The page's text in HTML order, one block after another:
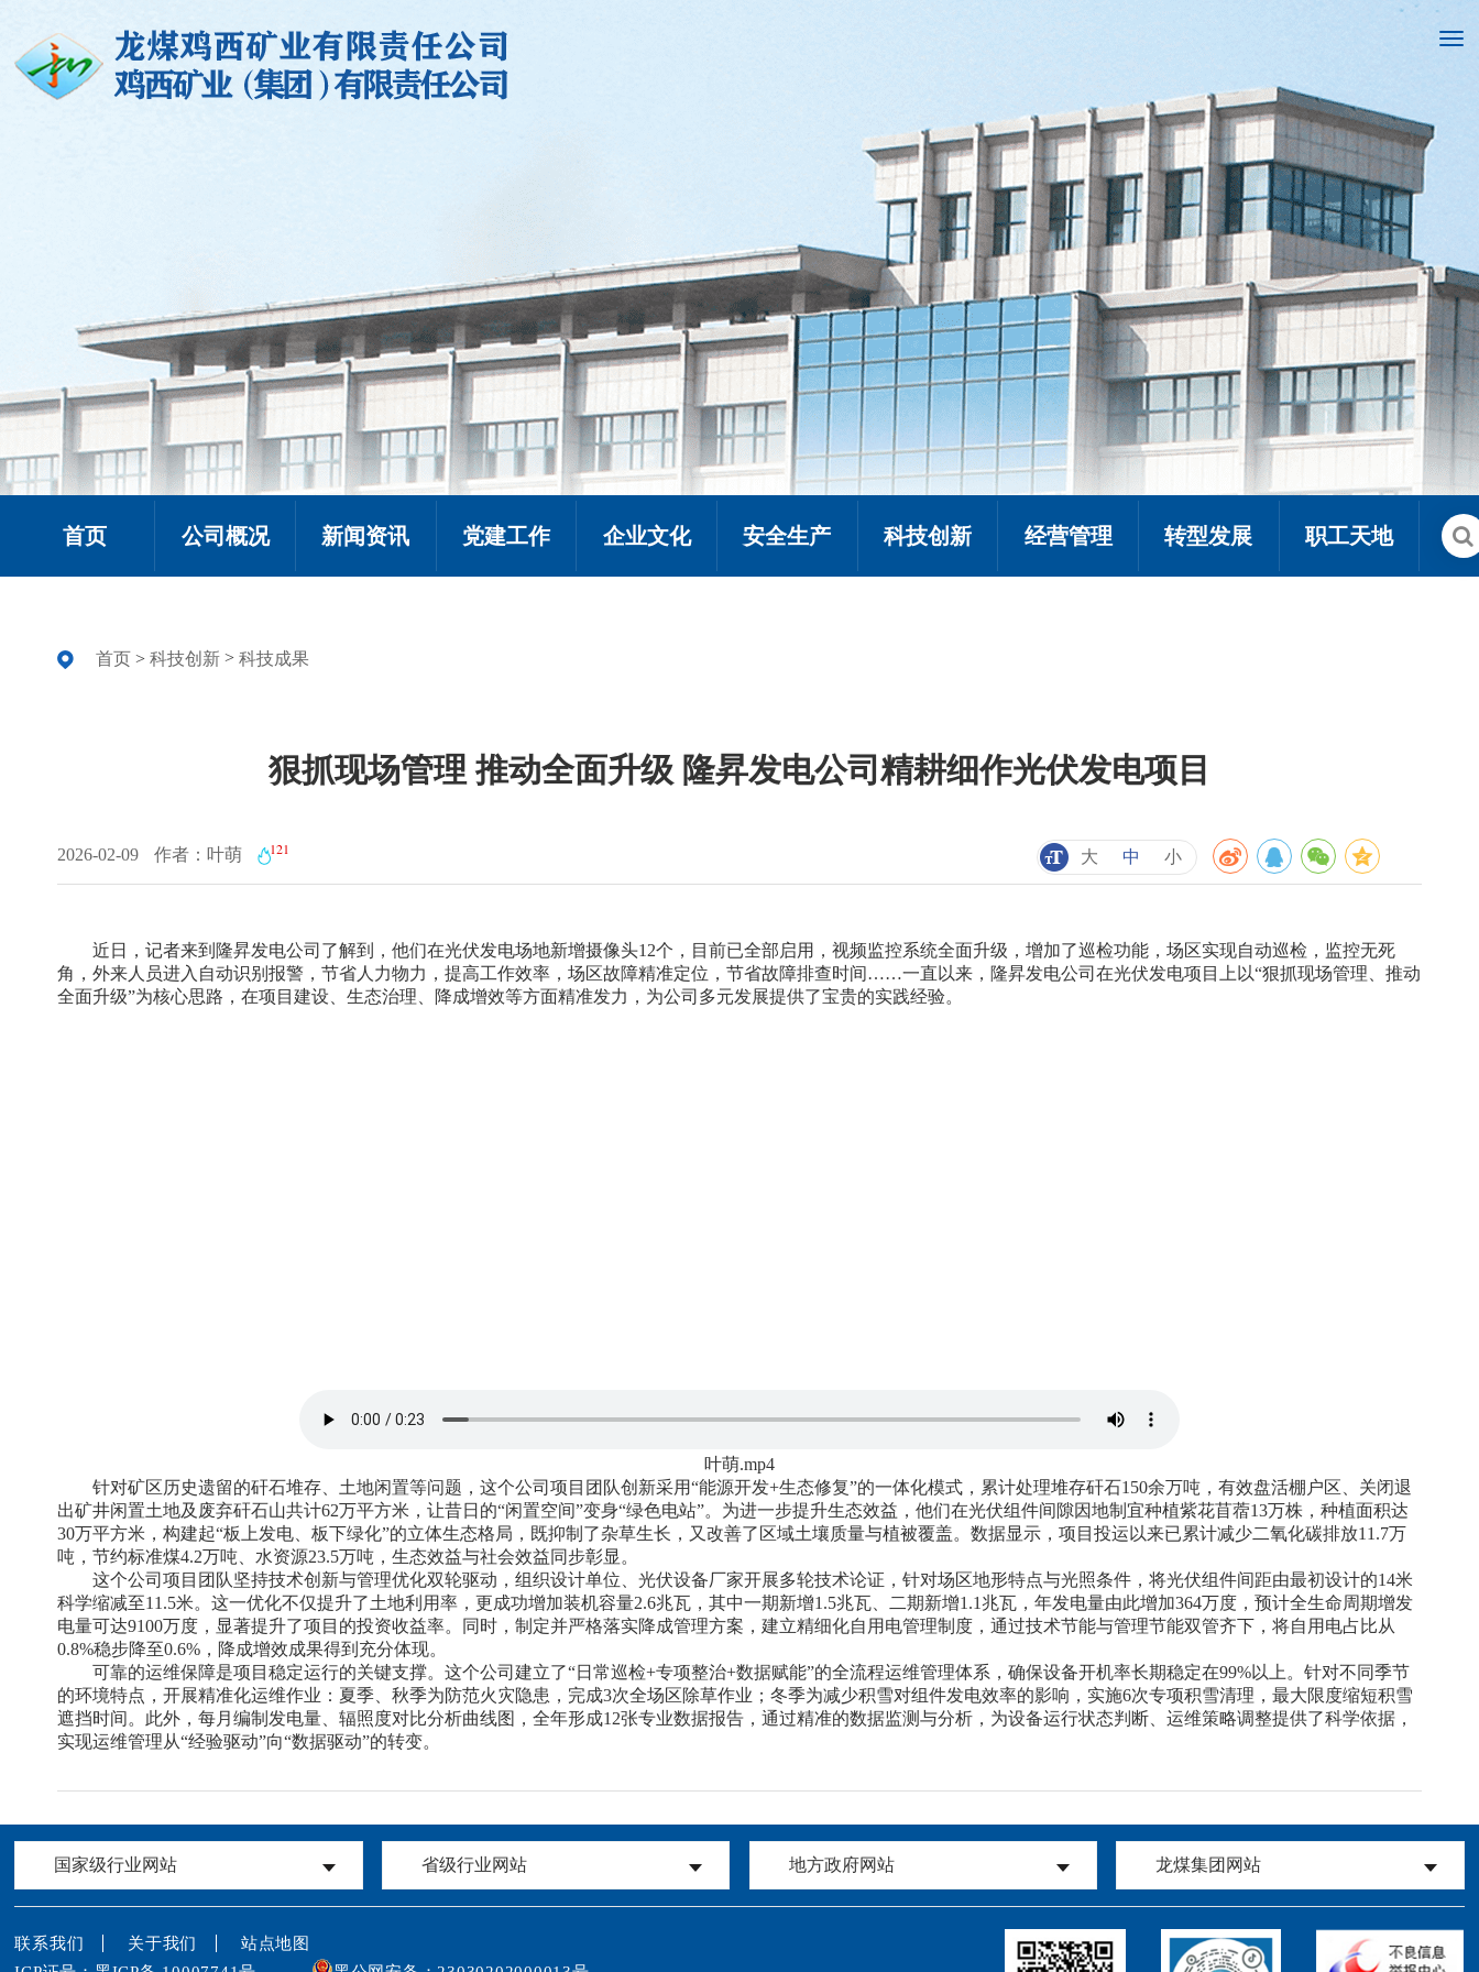
首页 公司概况 新闻资讯 党建工作 企业文化 安全生产 科技创新 经营管理 转型发展 职工天地
首页 > 科技创新 > 科技成果
狠抓现场管理 推动全面升级 隆昇发电公司精耕细作光伏发电项目
2026-02-09 作者：叶萌 121 大 中 小
近日，记者来到隆昇发电公司了解到，他们在光伏发电场地新增摄像头12个，目前已全部启用，视频监控系统全面升级，增加了巡检功能，场区实现自动巡检，监控无死
角，外来人员进入自动识别报警，节省人力物力，提高工作效率，场区故障精准定位，节省故障排查时间……一直以来，隆昇发电公司在光伏发电项目上以“狠抓现场管理、推动
全面升级”为核心思路，在项目建设、生态治理、降成增效等方面精准发力，为公司多元发展提供了宝贵的实践经验。
叶萌.mp4
针对矿区历史遗留的矸石堆存、土地闲置等问题，这个公司项目团队创新采用“能源开发+生态修复”的一体化模式，累计处理堆存矸石150余万吨，有效盘活棚户区、关闭退
出矿井闲置土地及废弃矸石山共计62万平方米，让昔日的“闲置空间”变身“绿色电站”。为进一步提升生态效益，他们在光伏组件间隙因地制宜种植紫花苜蓿13万株，种植面积达
30万平方米，构建起“板上发电、板下绿化”的立体生态格局，既抑制了杂草生长，又改善了区域土壤质量与植被覆盖。数据显示，项目投运以来已累计减少二氧化碳排放11.7万
吨，节约标准煤4.2万吨、水资源23.5万吨，生态效益与社会效益同步彰显。
这个公司项目团队坚持技术创新与管理优化双轮驱动，组织设计单位、光伏设备厂家开展多轮技术论证，针对场区地形特点与光照条件，将光伏组件间距由最初设计的14米
科学缩减至11.5米。这一优化不仅提升了土地利用率，更成功增加装机容量2.6兆瓦，其中一期新增1.5兆瓦、二期新增1.1兆瓦，年发电量由此增加364万度，预计全生命周期增发
电量可达9100万度，显著提升了项目的投资收益率。同时，制定并严格落实降成管理方案，建立精细化自用电管理制度，通过技术节能与管理节能双管齐下，将自用电占比从
0.8%稳步降至0.6%，降成增效成果得到充分体现。
可靠的运维保障是项目稳定运行的关键支撑。这个公司建立了“日常巡检+专项整治+数据赋能”的全流程运维管理体系，确保设备开机率长期稳定在99%以上。针对不同季节
的环境特点，开展精准化运维作业：夏季、秋季为防范火灾隐患，完成3次全场区除草作业；冬季为减少积雪对组件发电效率的影响，实施6次专项积雪清理，最大限度缩短积雪
遮挡时间。此外，每月编制发电量、辐照度对比分析曲线图，全年形成12张专业数据报告，通过精准的数据监测与分析，为设备运行状态判断、运维策略调整提供了科学依据，
实现运维管理从“经验驱动”向“数据驱动”的转变。
国家级行业网站 省级行业网站 地方政府网站 龙煤集团网站
联系我们 关于我们
站点地图